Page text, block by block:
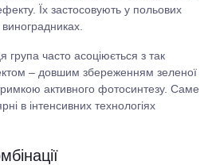
Їх застосовують у польових
часто асоціюється з так
– довшим збереженням зеленої
активного фотосинтезу. Саме
в інтенсивних технологіях